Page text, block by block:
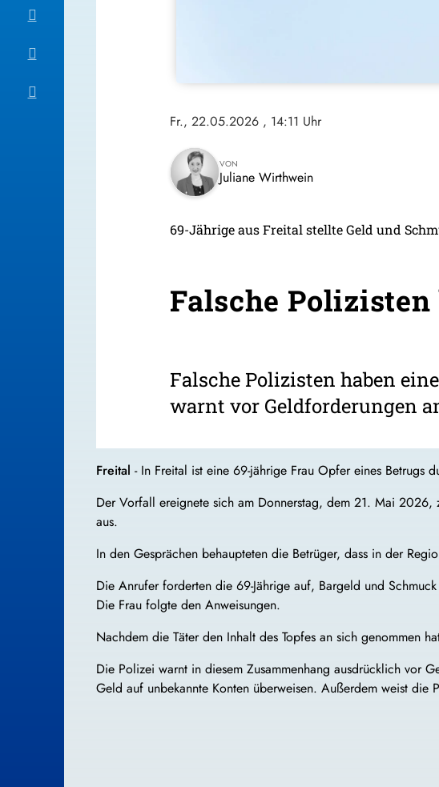
Fr., 22.05.2026 , 14:11 Uhr
VON
Juliane Wirthwein
69-Jährige aus Freital stellte Geld und
Falsche
Falsche Polizisten haben
warnt vor Geldforderungen
Freital - In Freital ist eine 69-jährige Frau Opfer eines
Der Vorfall ereignete sich am Donnerstag, dem 21. Mai
aus.
In den Gesprächen behaupteten die Betrüger, dass in der
Die Anrufer forderten die 69-Jährige auf, Bargeld und
Die Frau folgte den Anweisungen.
Nachdem die Täter den Inhalt des Topfes an sich genommen
Die Polizei warnt in diesem Zusammenhang ausdrücklich vor
Geld auf unbekannte Konten überweisen. Außerdem weist